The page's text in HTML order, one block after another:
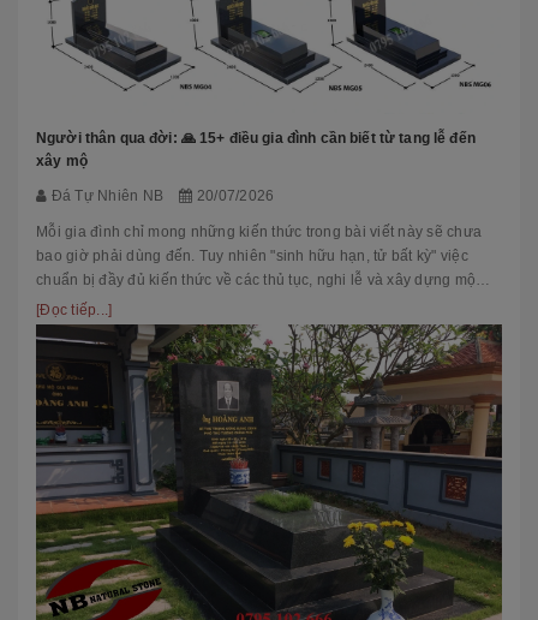
Người thân qua đời: 🙏 15+ điều gia đình cần biết từ tang lễ đến
xây mộ
Đá Tự Nhiên NB 20/07/2026
Mỗi gia đình chỉ mong những kiến thức trong bài viết này sẽ chưa
bao giờ phải dùng đến. Tuy nhiên "sinh hữu hạn, tử bất kỳ" việc
chuẩn bị đầy đủ kiến thức về các thủ tục, nghi lễ và xây dựng mộ
phầ...
[Đọc tiếp...]